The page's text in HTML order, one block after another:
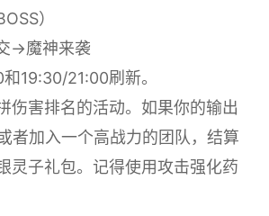
）
->魔神来袭
19:30/21:00刷新。
伤害排名的活动。如果你的输出
者加入一个高战力的团队，结算
灵子礼包。记得使用攻击强化药